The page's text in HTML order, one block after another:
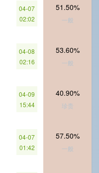
04-07
02:02
51.50%
一般
04-08
02:16
53.60%
一般
04-09
15:44
40.90%
珍贵
04-07
01:42
57.50%
一般